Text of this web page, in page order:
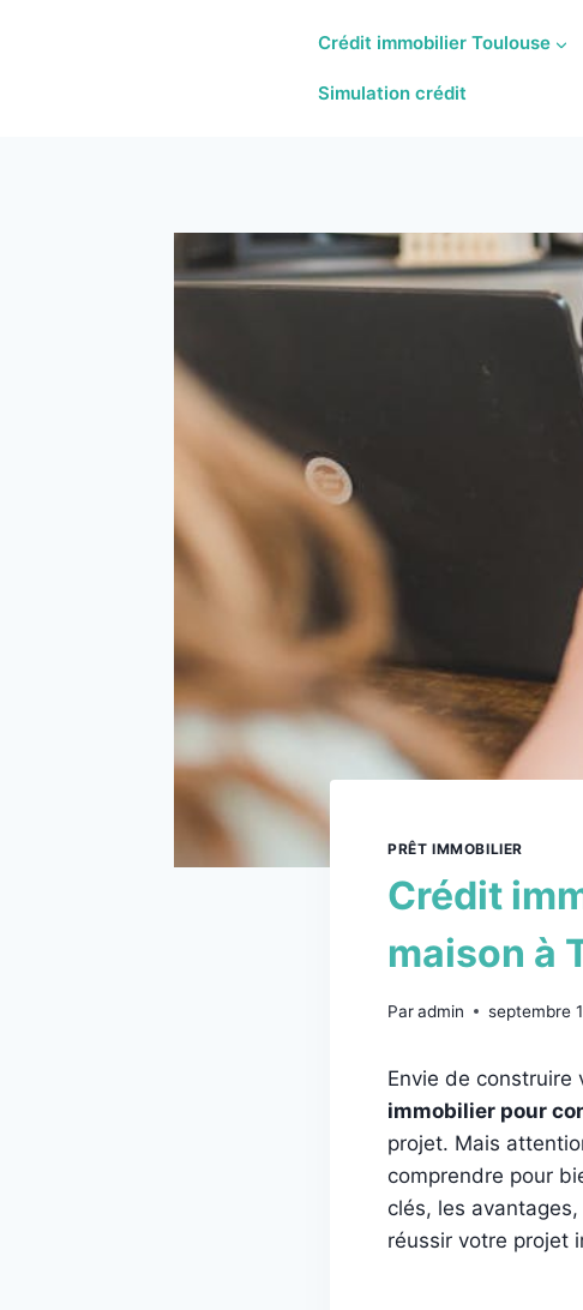
Crédit immobilier Toulouse
Simulation crédit
PRÊT IMMOBILIER
Crédit
maison à
Paradmin septembre
Envie de construire
immobilier pour
projet. Mais
comprendre pour
clés, les
réussir votre projet